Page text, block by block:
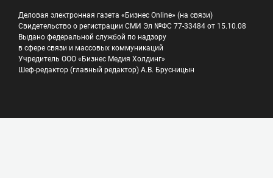
Деловая электронная газета «Бизнес Online» (на связи)
Свидетельство о регистрации СМИ Эл №ФС 77-33484 от 15.10.08
Выдано федеральной службой по надзору
в сфере связи и массовых коммуникаций
Учредитель ООО «Бизнес Медия Холдинг»
Шеф-редактор (главный редактор) А.В. Брусницын